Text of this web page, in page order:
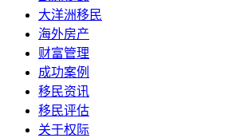
大洋洲移民
海外房产
财富管理
成功案例
移民资讯
移民评估
关于权际